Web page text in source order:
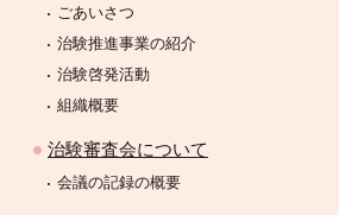
ごあいさつ
治験推進事業の紹介
治験啓発活動
組織概要
治験審査会について
会議の記録の概要